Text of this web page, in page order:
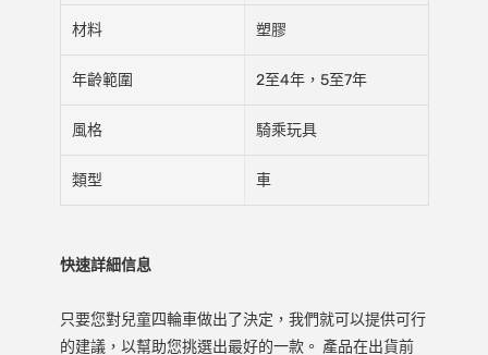
材料 塑膠
年齡範圍 2至4年，5至7年
風格 騎乘玩具
類型 車
快速詳細信息
只要您對兒童四輪車做出了決定，我們就可以提供可行
的建議，以幫助您挑選出最好的一款。 產品在出貨前